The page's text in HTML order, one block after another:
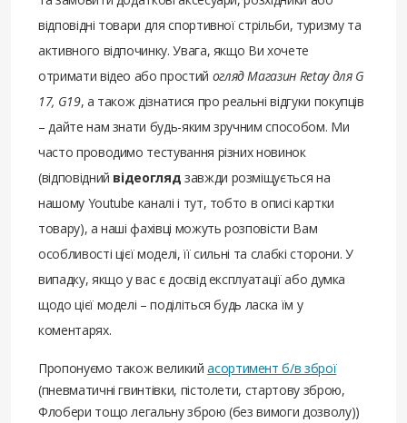
відповідні товари для спортивної стрільби, туризму та
активного відпочинку. Увага, якщо Ви хочете
отримати відео або простий огляд Магазин Retay для G
17, G19, а також дізнатися про реальні відгуки покупців
– дайте нам знати будь-яким зручним способом. Ми
часто проводимо тестування різних новинок
(відповідний відеогляд завжди розміщується на
нашому Youtube каналі і тут, тобто в описі картки
товару), а наші фахівці можуть розповісти Вам
особливості цієї моделі, її сильні та слабкі сторони. У
випадку, якщо у вас є досвід експлуатації або думка
щодо цієї моделі – поділіться будь ласка їм у
коментарях.
Пропонуємо також великийасортимент б/в зброї
(пневматичні гвинтівки, пістолети, стартову зброю,
Флобери тощо легальну зброю (без вимоги дозволу))